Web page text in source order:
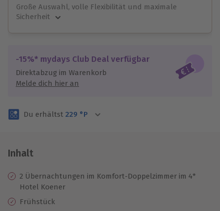
Große Auswahl, volle Flexibilität und maximale
Sicherheit
Jeder Gutschein für alle Erlebnisse einlösbar.
Maximale Sicherheit
3 Jahre gültig & verlängerbar.
-15%* mydays Club Deal verfügbar
Direktabzug im Warenkorb
Melde dich hier an
Du erhältst 229 °P
Inhalt
2 Übernachtungen im Komfort-Doppelzimmer im 4*
Hotel Koener
Frühstück